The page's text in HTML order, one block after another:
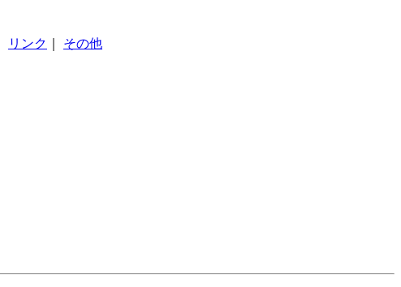
リンク その他